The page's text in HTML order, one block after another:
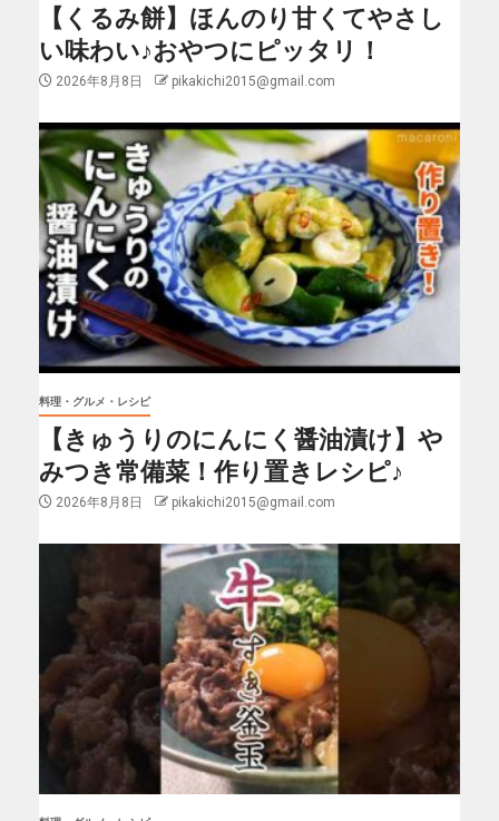
【くるみ餅】ほんのり甘くてやさし
い味わい♪おやつにピッタリ！
2026年8月8日 pikakichi2015@gmail.com
料理・グルメ・レシピ
【きゅうりのにんにく醤油漬け】や
みつき常備菜！作り置きレシピ♪
2026年8月8日 pikakichi2015@gmail.com